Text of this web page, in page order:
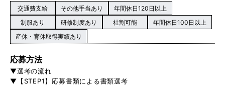
交通費支給 その他手当あり
年間休日120日以上
制服あり
研修制度あり 社割可能
年間休日100日以上
産休・育休取得実績あり
応募方法
▼選考の流れ
▼【STEP1】応募書類による書類選考